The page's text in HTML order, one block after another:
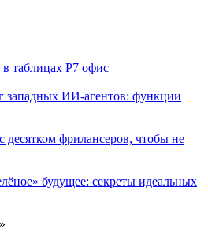
таблицах Р7 офис
западных ИИ-агентов: функции
десятком фрилансеров, чтобы не
будущее: секреты идеальных